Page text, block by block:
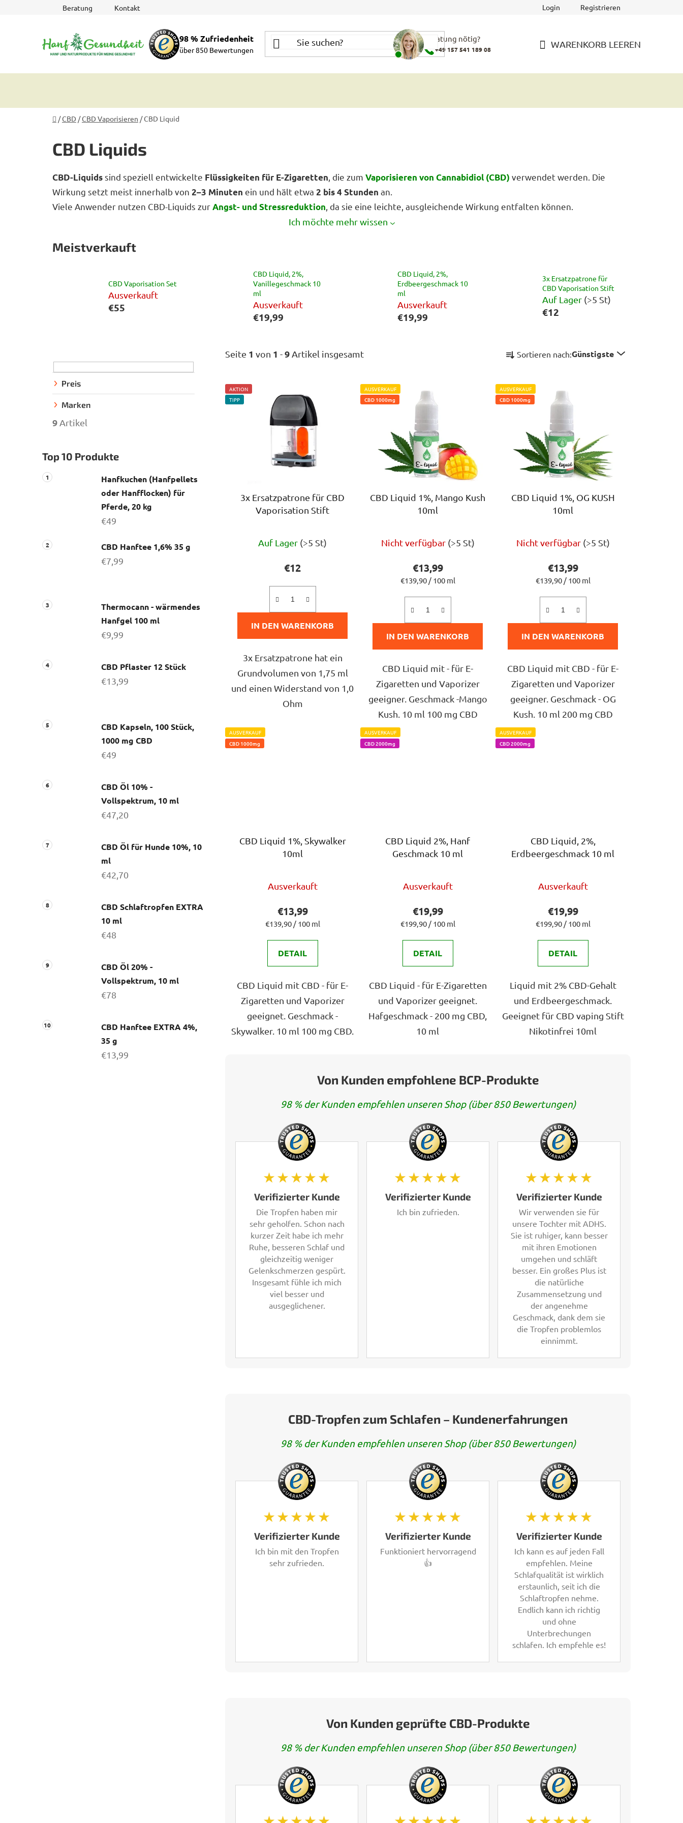
Beratung Kontakt Login Registrieren
98 % Zufriedenheit
über 850 Bewertungen
Beratung nötig?
+49 157 541 189 08 WARENKORB LEEREN
Startseite
/CBD /CBD Vaporisieren /CBD Liquid
CBD Liquids
CBD-Liquids sind speziell entwickelte Flüssigkeiten für E-Zigaretten , die zum Vaporisieren von Cannabidiol (CBD) verwendet werden. Die
Wirkung setzt meist innerhalb von 2–3 Minuten ein und hält etwa 2 bis 4 Stunden an.
Viele Anwender nutzen CBD-Liquids zurAngst- und Stressreduktion , da sie eine leichte, ausgleichende Wirkung entfalten können.
Ich möchte mehr wissen
Meistverkauft
CBD Vaporisation Set
Ausverkauft
€55
CBD Liquid, 2%,
Vanillegeschmack 10
ml
Ausverkauft
€19,99
CBD Liquid, 2%,
Erdbeergeschmack 10
ml
Ausverkauft
€19,99
3x Ersatzpatrone für
CBD Vaporisation Stift
Auf Lager (>5 St)
€12
i
s
t
Preis
Marken
9Artikel
Top 10 Produkte
Hanfkuchen (Hanfpellets
oder Hanfflocken) für
Pferde, 20 kg
€49
CBD Hanftee 1,6% 35 g
€7,99
Thermocann - wärmendes
Hanfgel 100 ml
€9,99
CBD Pflaster 12 Stück
€13,99
CBD Kapseln, 100 Stück,
1000 mg CBD
€49
CBD Öl 10% -
Vollspektrum, 10 ml
€47,20
CBD Öl für Hunde 10%, 10
ml
€42,70
CBD Schlaftropfen EXTRA
10 ml
€48
CBD Öl 20% -
Vollspektrum, 10 ml
€78
CBD Hanftee EXTRA 4%,
35 g
€13,99
Seite 1 von 1 -9 Artikel insgesamt
r
d
u
e
Sortieren nach:Günstigste
L
i
AKTION
TIPP
3x Ersatzpatrone für CBD
Vaporisation Stift
Auf Lager (>5 St)
€12
IN DEN WARENKORB
3x Ersatzpatrone hat ein
Grundvolumen von 1,75 ml
und einen Widerstand von 1,0
Ohm
AUSVERKAUF
CBD 1000mg
CBD Liquid 1%, Mango Kush
10ml
durchschnittliche
Produktbewertung
ist
5,0
von
5
Sternen.
Nicht verfügbar (>5 St)
€13,99
Verkaufspreis:
€139,90 / 100 ml
IN DEN WARENKORB
CBD Liquid mit - für E-
Zigaretten und Vaporizer
geeigner. Geschmack -Mango
Kush. 10 ml 100 mg CBD
AUSVERKAUF
CBD 1000mg
CBD Liquid 1%, OG KUSH
10ml
durchschnittliche
Produktbewertung
ist
5,0
von
5
Sternen.
Nicht verfügbar (>5 St)
€13,99
Verkaufspreis:
€139,90 / 100 ml
IN DEN WARENKORB
CBD Liquid mit CBD - für E-
Zigaretten und Vaporizer
geeigner. Geschmack - OG
Kush. 10 ml 200 mg CBD
AUSVERKAUF
CBD 1000mg
CBD Liquid 1%, Skywalker
10ml
durchschnittliche
Produktbewertung
ist
5,0
von
5
Sternen.
Ausverkauft
€13,99
Verkaufspreis:
€139,90 / 100 ml
DETAIL
CBD Liquid mit CBD - für E-
Zigaretten und Vaporizer
geeignet. Geschmack -
Skywalker. 10 ml 100 mg CBD.
AUSVERKAUF
CBD 2000mg
CBD Liquid 2%, Hanf
Geschmack 10 ml
durchschnittliche
Produktbewertung
ist
5,0
von
5
Sternen.
Ausverkauft
€19,99
Verkaufspreis:
€199,90 / 100 ml
DETAIL
CBD Liquid - für E-Zigaretten
und Vaporizer geeignet.
Hafgeschmack - 200 mg CBD,
10 ml
AUSVERKAUF
CBD 2000mg
CBD Liquid, 2%,
Erdbeergeschmack 10 ml
durchschnittliche
Produktbewertung
ist
5,0
von
5
Sternen.
Ausverkauft
€19,99
Verkaufspreis:
€199,90 / 100 ml
DETAIL
Liquid mit 2% CBD-Gehalt
und Erdbeergeschmack.
Geeignet für CBD vaping Stift
Nikotinfrei 10ml
Von Kunden empfohlene BCP-Produkte
98 % der Kunden empfehlen unseren Shop (über 850 Bewertungen)
★★★★★
Verifizierter Kunde
Die Tropfen haben mir
sehr geholfen. Schon nach
kurzer Zeit habe ich mehr
Ruhe, besseren Schlaf und
gleichzeitig weniger
Gelenkschmerzen gespürt.
Insgesamt fühle ich mich
viel besser und
ausgeglichener.
★★★★★
Verifizierter Kunde
Ich bin zufrieden.
★★★★★
Verifizierter Kunde
Wir verwenden sie für
unsere Tochter mit ADHS.
Sie ist ruhiger, kann besser
mit ihren Emotionen
umgehen und schläft
besser. Ein großes Plus ist
die natürliche
Zusammensetzung und
der angenehme
Geschmack, dank dem sie
die Tropfen problemlos
einnimmt.
CBD-Tropfen zum Schlafen – Kundenerfahrungen
98 % der Kunden empfehlen unseren Shop (über 850 Bewertungen)
★★★★★
Verifizierter Kunde
Ich bin mit den Tropfen
sehr zufrieden.
★★★★★
Verifizierter Kunde
Funktioniert hervorragend
👍
★★★★★
Verifizierter Kunde
Ich kann es auf jeden Fall
empfehlen. Meine
Schlafqualität ist wirklich
erstaunlich, seit ich die
Schlaftropfen nehme.
Endlich kann ich richtig
und ohne
Unterbrechungen
schlafen. Ich empfehle es!
Von Kunden geprüfte CBD-Produkte
98 % der Kunden empfehlen unseren Shop (über 850 Bewertungen)